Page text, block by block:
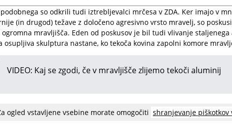
so odkrili tudi iztrebljevalci mrčesa v ZDA. Ker imajo v
(in drugod) težave z določeno agresivno vrsto mravelj, so
mravljišča. Eden od poskusov je bil tudi vlivanje
osupljiva skulptura nastane, ko tekoča kovina zapolni komore
VIDEO: Kaj se zgodi, če v mravljišče zlijemo tekoči aluminij
ogled vstavljene vsebine morate omogočiti shranjevanje piškotkov